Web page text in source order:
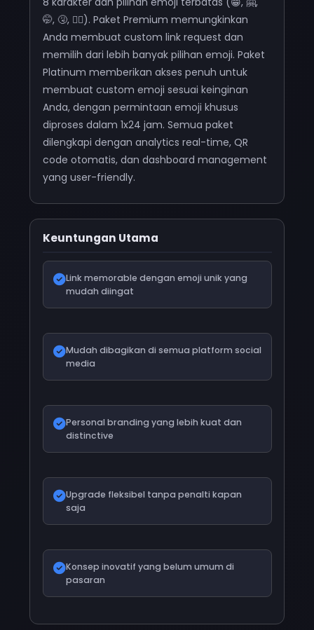
🤭, 🤧, 😮‍💨). Paket Premium memungkinkan
Anda membuat custom link request dan
memilih dari lebih banyak pilihan emoji. Paket
Platinum memberikan akses penuh untuk
membuat custom emoji sesuai keinginan
Anda, dengan permintaan emoji khusus
diproses dalam 1x24 jam. Semua paket
dilengkapi dengan analytics real-time, QR
code otomatis, dan dashboard management
yang user-friendly.
Keuntungan Utama
Link memorable dengan emoji unik yang
mudah diingat
Mudah dibagikan di semua platform social
media
Personal branding yang lebih kuat dan
distinctive
Upgrade fleksibel tanpa penalti kapan
saja
Konsep inovatif yang belum umum di
pasaran